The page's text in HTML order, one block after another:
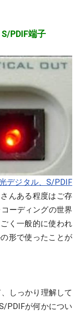
PDIF端子
デジタル、S/PDIF
んある程度はご存
ーディングの世界
く一般的に使われ
形で使ったことが
しっかり理解して
PDIFが何かについ